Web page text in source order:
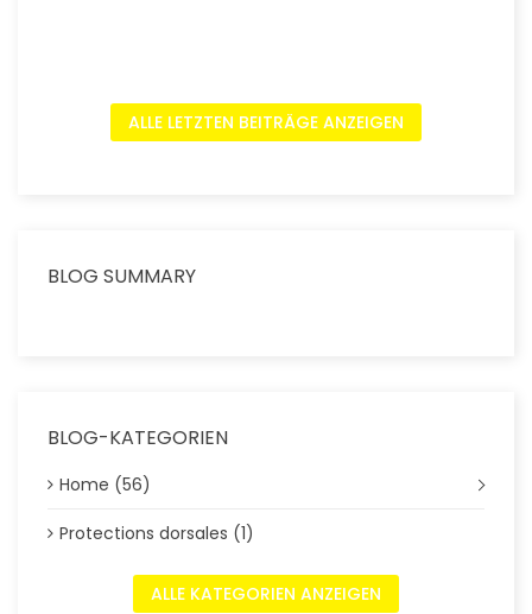
ALLE LETZTEN BEITRÄGE ANZEIGEN
BLOG SUMMARY
BLOG-KATEGORIEN
Home (56)
Protections dorsales (1)
ALLE KATEGORIEN ANZEIGEN